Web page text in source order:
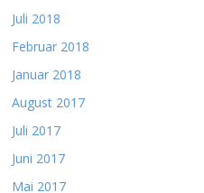
Juli 2018
Februar 2018
Januar 2018
August 2017
Juli 2017
Juni 2017
Mai 2017